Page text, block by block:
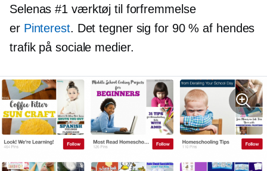
Selenas #1 værktøj til forfremmelse
er Pinterest. Det tegner sig for 90 % af hendes
trafik på sociale medier.